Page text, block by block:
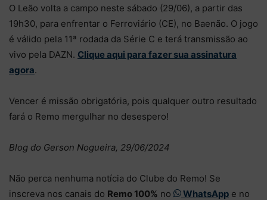
O Leão volta a campo neste sábado (29/06), a partir das
19h30, para enfrentar o Ferroviário (CE), no Baenão. O jogo
é válido pela 11ª rodada da Série C e terá transmissão ao
vivo pela DAZN. Clique aqui para fazer sua assinatura
agora.
Vencer é missão obrigatória, pois qualquer outro resultado
fará o Remo mergulhar no desespero!
Blog do Gerson Nogueira, 29/06/2024
Não perca nenhuma notícia do Clube do Remo! Se
inscreva nos canais do Remo 100% no WhatsApp e no